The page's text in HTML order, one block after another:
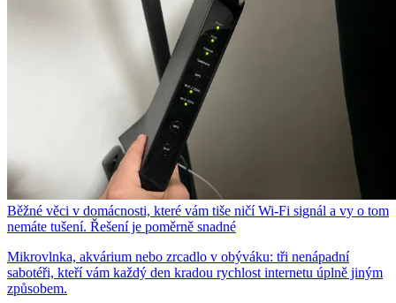
Běžné věci v domácnosti, které vám tiše ničí Wi-Fi signál a vy o tom
nemáte tušení. Řešení je poměrně snadné
Mikrovlnka, akvárium nebo zrcadlo v obýváku: tři nenápadní
sabotéři, kteří vám každý den kradou rychlost internetu úplně jiným
způsobem.